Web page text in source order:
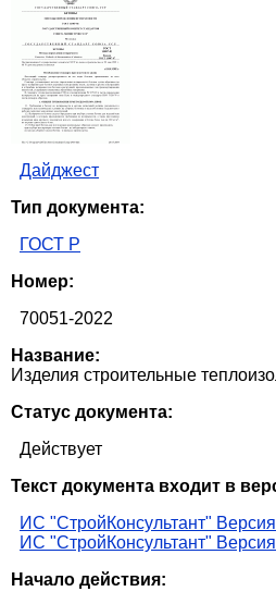
Дайджест
Тип документа:
ГОСТ Р
Номер:
70051-2022
Название:
Изделия строительные
Статус документа:
Действует
Текст документа входит в
ИС "СтройКонсультант"
ИС "СтройКонсультант"
Начало действия: